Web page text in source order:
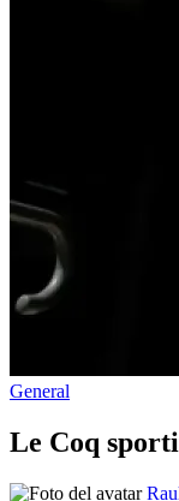
Publicado
General
Le Coq
Publicado